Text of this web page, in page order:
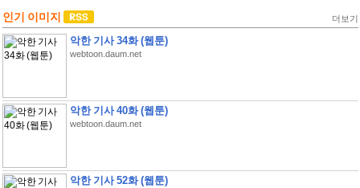
인기 이미지 더보기
악한 기사 34화 (웹툰)
webtoon.daum.net
악한 기사 40화 (웹툰)
webtoon.daum.net
악한 기사 52화 (웹툰)